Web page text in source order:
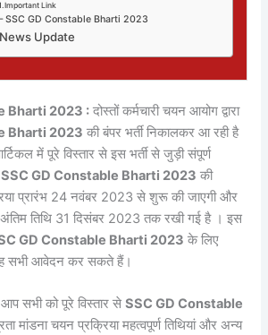
Important Link
– SSC GD Constable Bharti 2023
Update
Bharti 2023 : दोस्तों कर्मचारी चयन आयोग द्वारा
Bharti 2023 की बंपर भर्ती निकालकर आ रही है
में पूरे विस्तार से इस भर्ती से जुड़ी संपूर्ण
SSC GD Constable Bharti 2023 की
प्रारंभ 24 नवंबर 2023 से शुरू की जाएगी और
तिथि 31 दिसंबर 2023 तक रखी गई है । इस
GD Constable Bharti 2023 के लिए
सभी आवेदन कर सकते हैं।
सभी को पूरे विस्तार सेSSC GD Constable
मांडना चयन प्रक्रिया महत्वपूर्ण तिथियां और अन्य